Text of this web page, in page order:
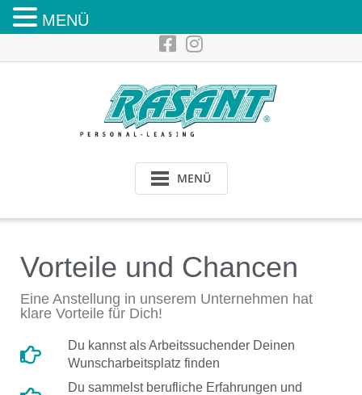
MENÜ
Vorteile und Chancen
Eine Anstellung in unserem Unternehmen hat
klare Vorteile für Dich!
Du kannst als Arbeitssuchender Deinen
Wunscharbeitsplatz finden
Du sammelst berufliche Erfahrungen und
MENÜ